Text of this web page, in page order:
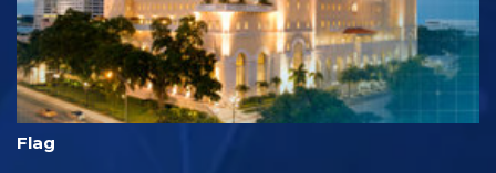
Flag